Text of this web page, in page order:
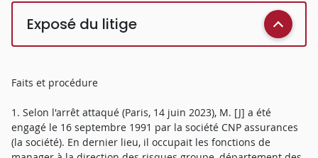
Exposé du litige
Faits et procédure
1. Selon l'arrêt attaqué (Paris, 14 juin 2023), M. [J] a été
engagé le 16 septembre 1991 par la société CNP assurances
(la société). En dernier lieu, il occupait les fonctions de